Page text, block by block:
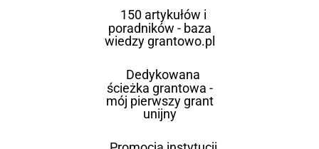
150 artykułów i
poradników - baza
wiedzy grantowo.pl
Dedykowana
ścieżka grantowa -
mój pierwszy grant
unijny